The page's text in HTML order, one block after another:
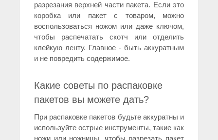
разрезания верхней части пакета. Если это
коробка или пакет с товаром, можно
воспользоваться ножом или даже ключом,
чтобы распечатать скотч или отделить
клейкую ленту. Главное - быть аккуратным
и не повредить содержимое.
Какие советы по распаковке
пакетов вы можете дать?
При распаковке пакетов будьте аккуратны и
используйте острые инструменты, такие как